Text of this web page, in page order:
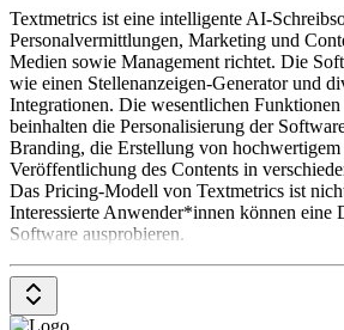
Textmetrics ist eine intelligente AI-
Personalvermittlungen, Marketing und
Medien sowie Management richtet. Die
wie einen Stellenanzeigen-Generator und
Integrationen. Die wesentlichen
beinhalten die Personalisierung der
Branding, die Erstellung von
Veröffentlichung des Contents in
Das Pricing-Modell von Textmetrics ist
Interessierte Anwender*innen können eine
Software ausprobieren.